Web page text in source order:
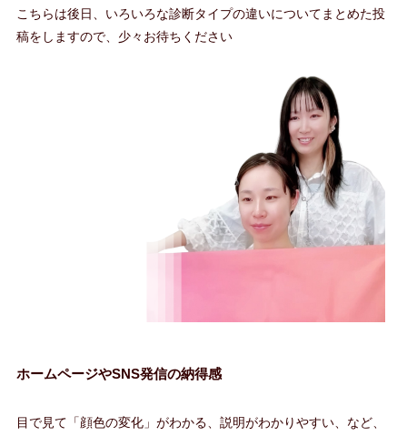
こちらは後日、いろいろな診断タイプの違いについてまとめた投
稿をしますので、少々お待ちください
ホームページやSNS発信の納得感
目で見て「顔色の変化」がわかる、説明がわかりやすい、など、